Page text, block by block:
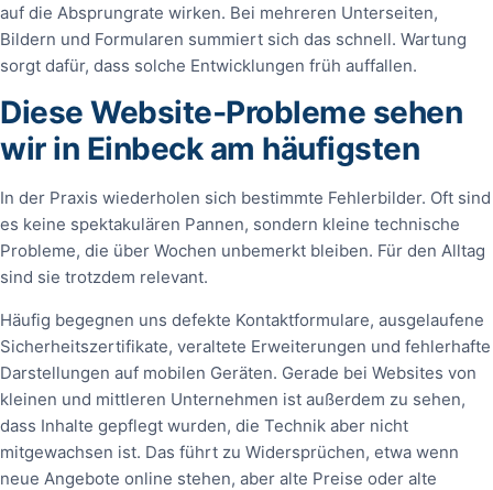
auf die Absprungrate wirken. Bei mehreren Unterseiten,
Bildern und Formularen summiert sich das schnell. Wartung
sorgt dafür, dass solche Entwicklungen früh auffallen.
Diese Website‑Probleme sehen
wir in Einbeck am häufigsten
In der Praxis wiederholen sich bestimmte Fehlerbilder. Oft sind
es keine spektakulären Pannen, sondern kleine technische
Probleme, die über Wochen unbemerkt bleiben. Für den Alltag
sind sie trotzdem relevant.
Häufig begegnen uns defekte Kontaktformulare, ausgelaufene
Sicherheitszertifikate, veraltete Erweiterungen und fehlerhafte
Darstellungen auf mobilen Geräten. Gerade bei Websites von
kleinen und mittleren Unternehmen ist außerdem zu sehen,
dass Inhalte gepflegt wurden, die Technik aber nicht
mitgewachsen ist. Das führt zu Widersprüchen, etwa wenn
neue Angebote online stehen, aber alte Preise oder alte